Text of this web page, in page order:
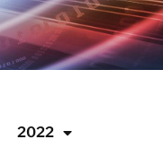
2022